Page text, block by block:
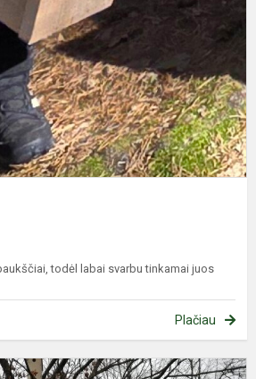
todėl labai svarbu tinkamai juos
Plačiau